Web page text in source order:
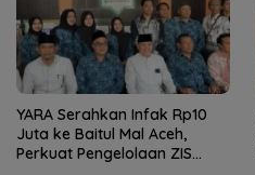
YARA Serahkan Infak Rp10
Juta ke Baitul Mal Aceh,
Perkuat Pengelolaan ZIS